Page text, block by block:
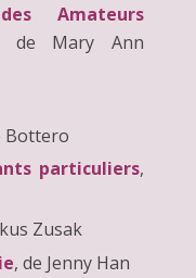
Amateurs
de Mary Ann
Bottero
particuliers,
Zusak
, de Jenny Han